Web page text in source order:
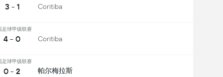
3 - 1 Coritiba
足球甲级联赛
4 - 0 Coritiba
足球甲级联赛
0 - 2 帕尔梅拉斯